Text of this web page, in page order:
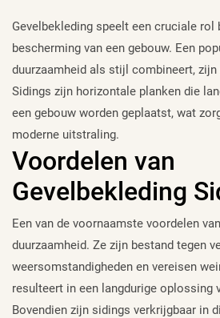
Gevelbekleding speelt een cruciale
bescherming van een gebouw. Een
duurzaamheid als stijl combineert,
Sidings zijn horizontale planken die
een gebouw worden geplaatst, wat
moderne uitstraling.
Voordelen van
Gevelbekleding
Een van de voornaamste voordelen
duurzaamheid. Ze zijn bestand tegen
weersomstandigheden en vereisen
resulteert in een langdurige oplossing
Bovendien zijn sidings verkrijgbaar in